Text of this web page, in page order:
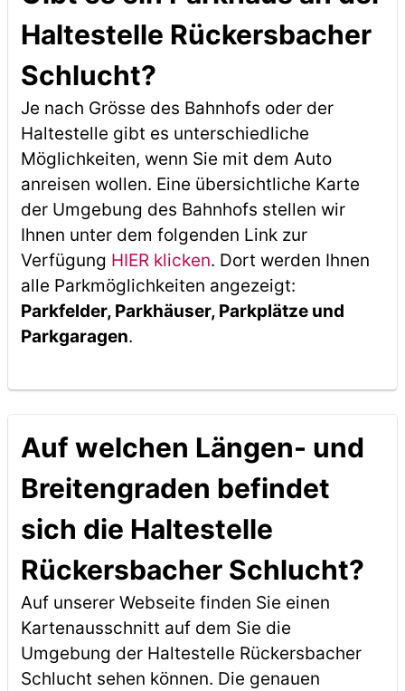
Haltestelle Rückersbacher
Schlucht?
Je nach Grösse des Bahnhofs oder der
Haltestelle gibt es unterschiedliche
Möglichkeiten, wenn Sie mit dem Auto
anreisen wollen. Eine übersichtliche Karte
der Umgebung des Bahnhofs stellen wir
Ihnen unter dem folgenden Link zur
Verfügung HIER klicken. Dort werden Ihnen
alle Parkmöglichkeiten angezeigt:
Parkfelder, Parkhäuser, Parkplätze und
Parkgaragen.
Auf welchen Längen- und
Breitengraden befindet
sich die Haltestelle
Rückersbacher Schlucht?
Auf unserer Webseite finden Sie einen
Kartenausschnitt auf dem Sie die
Umgebung der Haltestelle Rückersbacher
Schlucht sehen können. Die genauen